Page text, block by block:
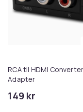
i A4-
RCA til HDMI
Adapter
149 kr